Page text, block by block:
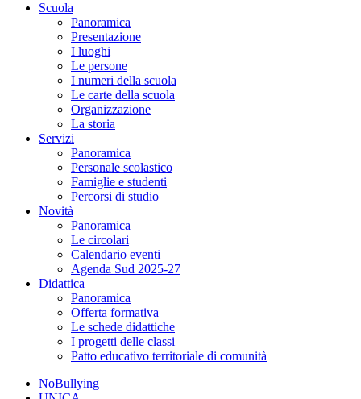
Scuola
Panoramica
Presentazione
I luoghi
Le persone
I numeri della scuola
Le carte della scuola
Organizzazione
La storia
Servizi
Panoramica
Personale scolastico
Famiglie e studenti
Percorsi di studio
Novità
Panoramica
Le circolari
Calendario eventi
Agenda Sud 2025-27
Didattica
Panoramica
Offerta formativa
Le schede didattiche
I progetti delle classi
Patto educativo territoriale di comunità
NoBullying